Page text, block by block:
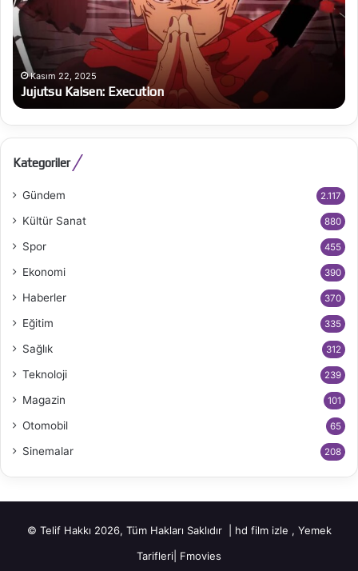
Kasım 22, 2025
Jujutsu Kaisen: Execution
Kategoriler
Gündem 2.117
Kültür Sanat 880
Spor 455
Ekonomi 390
Haberler 370
Eğitim 335
Sağlık 312
Teknoloji 239
Magazin 101
Otomobil 65
Sinemalar 208
© Telif Hakkı 2026, Tüm Hakları Saklıdır | hd film izle , Yemek
Tarifleri Fmovies